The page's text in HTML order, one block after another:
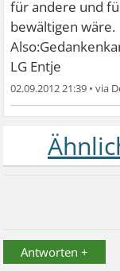
für andere und
bewältigen wäre.
LG Entje
02.09.2012 21:39 •
Antworten +